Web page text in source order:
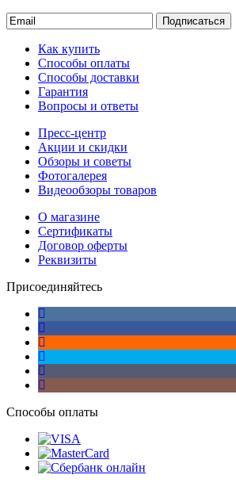
Подписаться
Как купить
Способы оплаты
Способы доставки
Гарантия
Вопросы и ответы
Пресс-центр
Акции и скидки
Обзоры и советы
Фотогалерея
Видеообзоры товаров
О магазине
Сертификаты
Договор оферты
Реквизиты
Присоединяйтесь
Способы оплаты